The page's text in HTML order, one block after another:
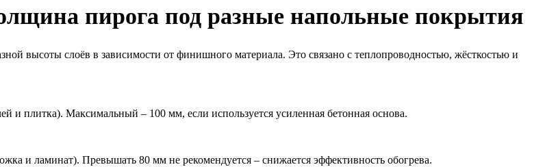
пирога под разные напольные покрытия
высоты слоёв в зависимости от финишного материала. Это связано с теплопроводностью, жёсткостью и
плитка). Максимальный – 100 мм, если используется усиленная бетонная основа.
и ламинат). Превышать 80 мм не рекомендуется – снижается эффективность обогрева.